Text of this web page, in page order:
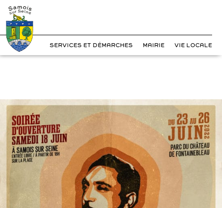
?>
Skip
to
content
SERVICES ET DÉMARCHES MAIRIE VIE LOCALE
Cookies management panel